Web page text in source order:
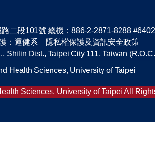
二段101號 總機：886-2-2871-8288 #6402
：運健系 隱私權保護及資訊安全政策
Shilin Dist., Taipei City 111, Taiwan
Health Sciences, University of Taipei
Sciences, University of Taipei All